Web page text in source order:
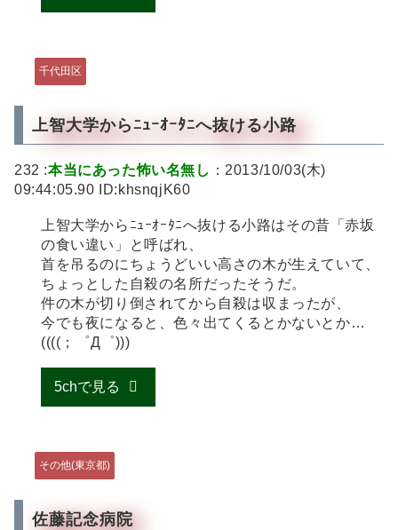
千代田区
上智大学からﾆｭｰｵｰﾀﾆへ抜ける小路
232 :本当にあった怖い名無し ：2013/10/03(木)
09:44:05.90 ID:khsnqjK60
上智大学からﾆｭｰｵｰﾀﾆへ抜ける小路はその昔「赤坂
の食い違い」と呼ばれ、
首を吊るのにちょうどいい高さの木が生えていて、
ちょっとした自殺の名所だったそうだ。
件の木が切り倒されてから自殺は収まったが、
今でも夜になると、色々出てくるとかないとか…
((((；゜Д゜)))
5chで見る
その他(東京都)
佐藤記念病院